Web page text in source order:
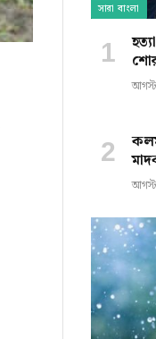
সারা বাংলা